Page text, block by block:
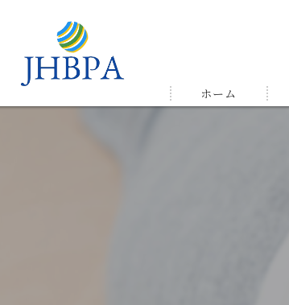
ホーム